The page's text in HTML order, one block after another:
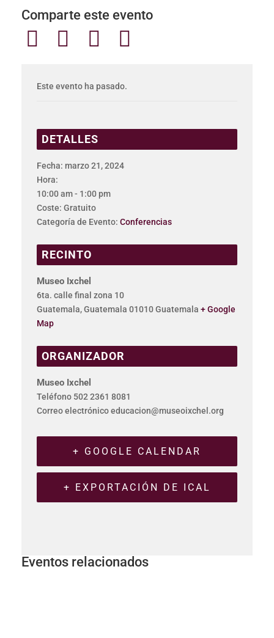
Comparte este evento
Este evento ha pasado.
DETALLES
Fecha: marzo 21, 2024
Hora:
10:00 am - 1:00 pm
Coste: Gratuito
Categoría de Evento: Conferencias
RECINTO
Museo Ixchel
6ta. calle final zona 10
Guatemala,Guatemala 01010Guatemala + Google
Map
ORGANIZADOR
Museo Ixchel
Teléfono 502 2361 8081
Correo electrónicoeducacion@museoixchel.org
+ GOOGLE CALENDAR
+ EXPORTACIÓN DE ICAL
Eventos relacionados